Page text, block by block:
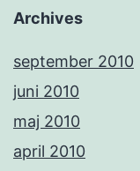
Archives
september 2010
juni 2010
maj 2010
april 2010